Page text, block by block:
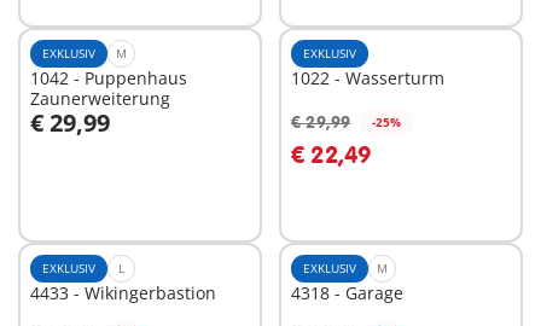
EXKLUSIV M
1042 - Puppenhaus
Zaunerweiterung
€ 29,99
In den Warenkorb
EXKLUSIV
1022 - Wasserturm
€ 29,99 -25%
€ 22,49
In den Warenkorb
EXKLUSIV L
4433 - Wikingerbastion
EXKLUSIV M
4318 - Garage